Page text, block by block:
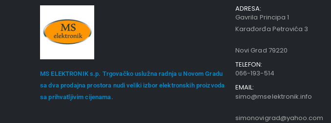
MS ELEKTRONIK s.p. Trgovačko uslužna radnja u Novom Gradu
sa dva prodajna prostora nudi veliki izbor elektronskih proizvoda
sa prihvatljivim cijenama.
ADRESA:
Gavrila Principa 1
Karađorđa Petrovića 3
Novi Grad 79220
TELEFON:
066-193-514
EMAIL:
simo@mselektronik.info
simonovigrad@yahoo.com